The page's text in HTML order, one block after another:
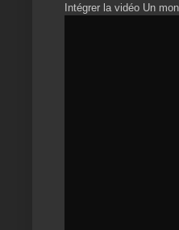
Intégrer la vidéo Un